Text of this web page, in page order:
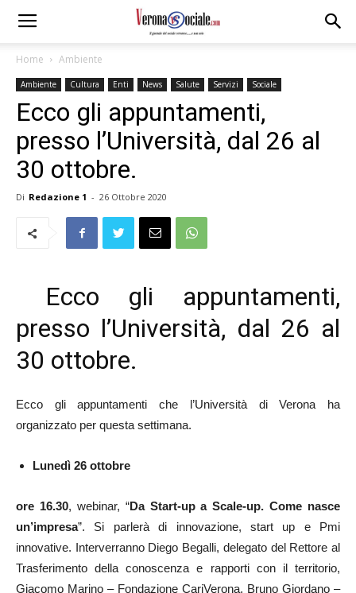
Home Ambiente
Ambiente Cultura Enti News Salute Servizi Sociale
Ecco gli appuntamenti,
presso l’Università, dal 26 al
30 ottobre.
Di Redazione 1 - 26 Ottobre 2020
Ecco gli appuntamenti,
presso l’Università, dal 26 al
30 ottobre.
Ecco gli appuntamenti che l’Università di Verona ha
organizzato per questa settimana.
Lunedì 26 ottobre
ore 16.30, webinar, “Da Start-up a Scale-up. Come nasce
un’impresa”. Si parlerà di innovazione, start up e Pmi
innovative. Interverranno Diego Begalli, delegato del Rettore al
Trasferimento della conoscenza e rapporti con il territorio,
Giacomo Marino – Fondazione CariVerona, Bruno Giordano –